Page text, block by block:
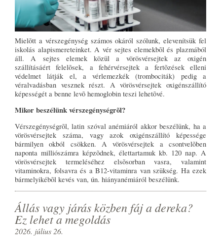
Mielõtt a vérszegénység számos okáról szólunk, elevenítsük fel
iskolás alapismereteinket. A vér sejtes elemekbõl és plazmából
áll. A sejtes elemek közül a vörösvérsejtek az oxigén
szállításáért felelõsek, a fehérvérsejtek a fertõzések elleni
védelmet látják el, a vérlemezkék (trombociták) pedig a
véralvadásban vesznek részt. A vörösvérsejtek oxigénszállító
képességét a benne levõ hemoglobin teszi lehetõvé.
Mikor beszélünk vérszegénységrõl?
Vérszegénységrõl, latin szóval anémiáról akkor beszélünk, ha a
vörösvérsejtek száma, vagy azok oxigénszállító képessége
bármilyen okból csökken. A vörösvérsejtek a csontvelõben
naponta milliószámra képzõdnek, élettartamuk kb. 120 nap. A
vörösvérsejtek termeléséhez elsõsorban vasra, valamint
vitaminokra, folsavra és a B12-vitaminra van szükség. Ha ezek
bármelyikébõl kevés van, ún. hiányanémiáról beszélünk.
Állás vagy járás közben fáj a dereka?
Ez lehet a megoldás
2026. július 26.